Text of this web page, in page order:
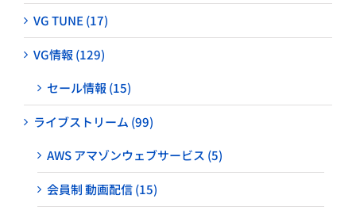
VG TUNE (17)
VG情報 (129)
セール情報 (15)
ライブストリーム (99)
AWS アマゾンウェブサービス (5)
会員制 動画配信 (15)